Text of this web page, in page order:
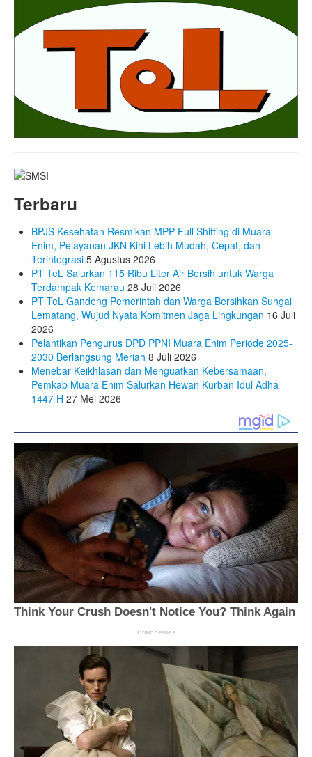
Terbaru
BPJS Kesehatan Resmikan MPP Full Shifting di Muara
Enim, Pelayanan JKN Kini Lebih Mudah, Cepat, dan
Terintegrasi 5 Agustus 2026
PT TeL Salurkan 115 Ribu Liter Air Bersih untuk Warga
Terdampak Kemarau 28 Juli 2026
PT TeL Gandeng Pemerintah dan Warga Bersihkan Sungai
Lematang, Wujud Nyata Komitmen Jaga Lingkungan 16 Juli
2026
Pelantikan Pengurus DPD PPNI Muara Enim Periode 2025-
2030 Berlangsung Meriah 8 Juli 2026
Menebar Keikhlasan dan Menguatkan Kebersamaan,
Pemkab Muara Enim Salurkan Hewan Kurban Idul Adha
1447 H 27 Mei 2026